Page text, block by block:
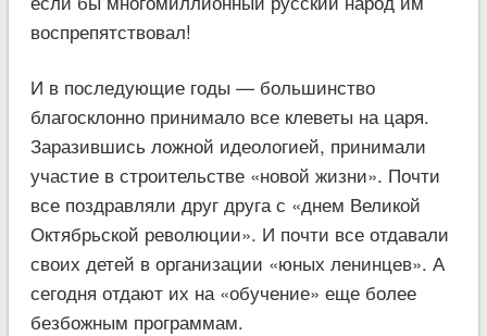
воспрепятствовал!
И в последующие годы — большинство
благосклонно принимало все клеветы на царя.
Заразившись ложной идеологией, принимали
участие в строительстве «новой жизни». Почти
все поздравляли друг друга с «днем Великой
Октябрьской революции». И почти все отдавали
своих детей в организации «юных ленинцев». А
сегодня отдают их на «обучение» еще более
безбожным программам.